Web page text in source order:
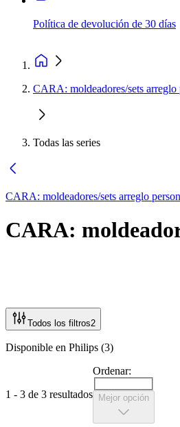
Política de devolución de 30 días
CARA: moldeadores/sets arreglo
Todas las series
CARA: moldeadores/sets arreglo
CARA:
Todos los filtros2
Disponible en Philips (3)
1 - 3 de 3 resultados
Ordenar:
Mejor opción